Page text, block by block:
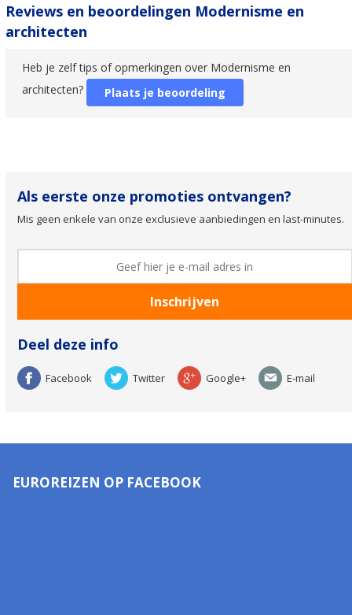
Reviews en beoordelingen Modernisme en
architecten
Heb je zelf tips of opmerkingen over Modernisme en
architecten?
Plaats je beoordeling
Als eerste onze promoties ontvangen?
Mis geen enkele van onze exclusieve aanbiedingen en last-minutes.
Deel deze info
Facebook Twitter Google+ E-mail
EUROREIZEN OP FACEBOOK